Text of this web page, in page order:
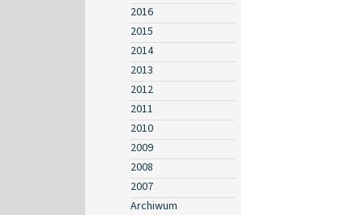
2016
2015
2014
2013
2012
2011
2010
2009
2008
2007
Archiwum